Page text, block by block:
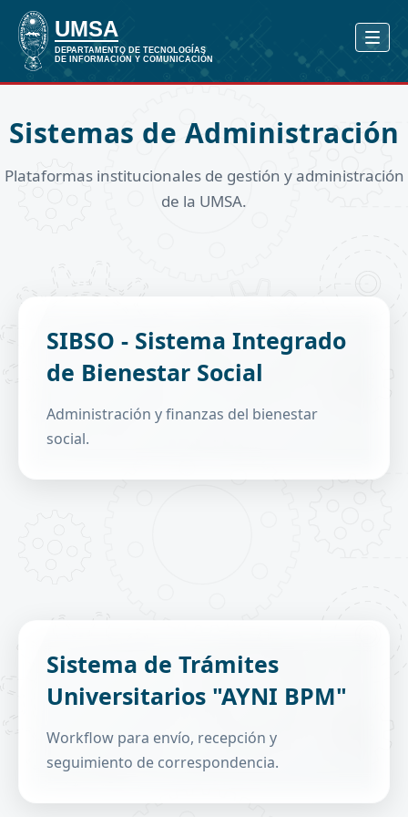
Sistemas de Administración
Plataformas institucionales de gestión y administración
de la UMSA.
SIBSO - Sistema Integrado
de Bienestar Social
Administración y finanzas del bienestar
social.
Gestiona becas, ayudas económicas y programas
de bienestar estudiantil.
Becas BAERA, de auxiliatura, internado y
Evaluación nutricional de beneficiarios.
Gestión de espacios en concesión.
Sistema de Trámites
Universitarios "AYNI BPM"
Workflow para envío, recepción y
seguimiento de correspondencia.
Gestiona correspondencia a nivel central,
facultativo y de unidad.
Múltiples ventanillas.
seguimiento.
Bitácoras, documentos adjuntos y reportes.